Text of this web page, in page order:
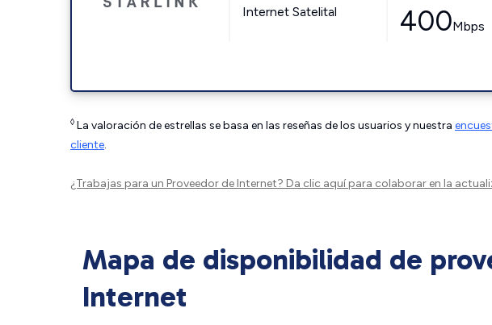
Internet Satelital 400Mbps
◊ La valoración de estrellas se basa en las reseñas de los usuarios y nuestra
cliente.
¿Trabajas para un Proveedor de Internet? Da clic aquípara colaborar en la
Mapa de disponibilidad de
Internet